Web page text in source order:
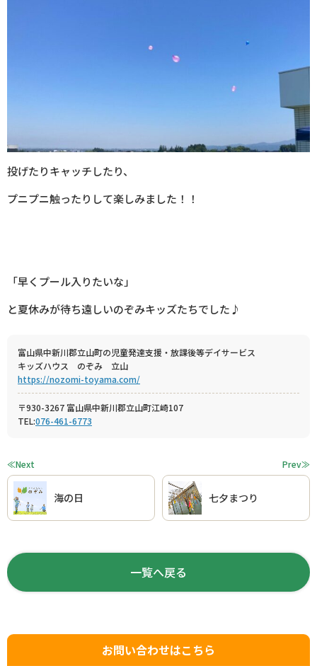
投げたりキャッチしたり、
プニプニ触ったりして楽しみました！！
「早くプール入りたいな」
と夏休みが待ち遠しいのぞみキッズたちでした♪
富山県中新川郡立山町の児童発達支援・放課後等デイサービス
キッズハウス のぞみ 立山
https://nozomi-toyama.com/
〒930-3267 富山県中新川郡立山町江崎107
TEL:076-461-6773
≪Next
海の日
Prev≫
七夕まつり
一覧へ戻る
お問い合わせはこちら